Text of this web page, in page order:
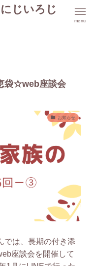
じいろじ
menu
袋☆web座談会
お知らせ
では、長期の付き添
座談会を開催して